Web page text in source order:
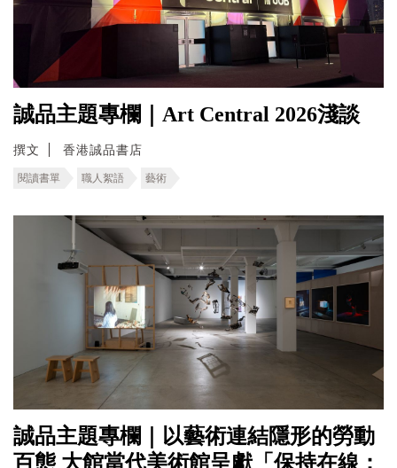
誠品主題專欄｜Art Central 2026淺談
撰文 香港誠品書店
閱讀書單 職人絮語 藝術
誠品主題專欄｜以藝術連結隱形的勞動
百態 ⼤館當代美術館呈獻「保持在線：